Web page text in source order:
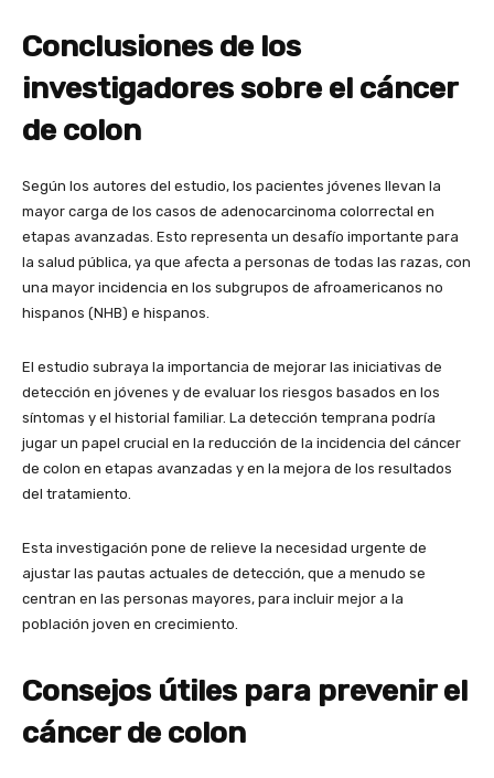
Conclusiones de los
investigadores sobre el cáncer
de colon
Según los autores del estudio, los pacientes jóvenes llevan la
mayor carga de los casos de adenocarcinoma colorrectal en
etapas avanzadas. Esto representa un desafío importante para
la salud pública, ya que afecta a personas de todas las razas, con
una mayor incidencia en los subgrupos de afroamericanos no
hispanos (NHB) e hispanos.
El estudio subraya la importancia de mejorar las iniciativas de
detección en jóvenes y de evaluar los riesgos basados en los
síntomas y el historial familiar. La detección temprana podría
jugar un papel crucial en la reducción de la incidencia del cáncer
de colon en etapas avanzadas y en la mejora de los resultados
del tratamiento.
Esta investigación pone de relieve la necesidad urgente de
ajustar las pautas actuales de detección, que a menudo se
centran en las personas mayores, para incluir mejor a la
población joven en crecimiento.
Consejos útiles para prevenir el
cáncer de colon